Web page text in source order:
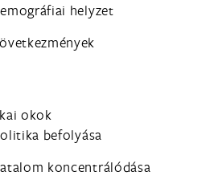
helyzet
okok
befolyása
koncentrálódása